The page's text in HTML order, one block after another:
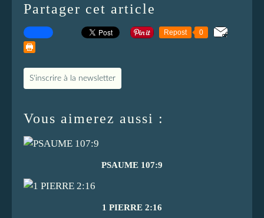
Partager cet article
Repost 0
S'inscrire à la newsletter
Vous aimerez aussi :
PSAUME 107:9
1 PIERRE 2:16